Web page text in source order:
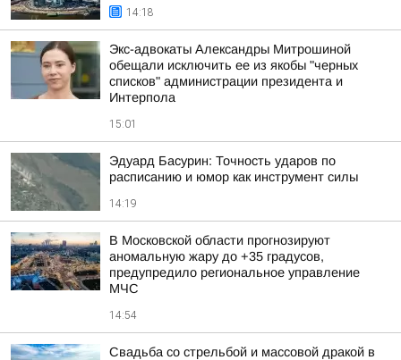
14:18
Экс-адвокаты Александры Митрошиной
обещали исключить ее из якобы "черных
списков" администрации президента и
Интерпола
15:01
Эдуард Басурин: Точность ударов по
расписанию и юмор как инструмент силы
14:19
В Московской области прогнозируют
аномальную жару до +35 градусов,
предупредило региональное управление
МЧС
14:54
Свадьба со стрельбой и массовой дракой в